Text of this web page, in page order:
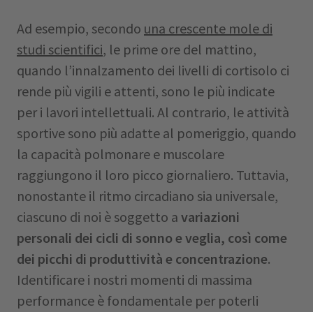
Ad esempio, secondo una crescente mole di
studi scientifici, le prime ore del mattino,
quando l’innalzamento dei livelli di cortisolo ci
rende più vigili e attenti, sono le più indicate
per i lavori intellettuali. Al contrario, le attività
sportive sono più adatte al pomeriggio, quando
la capacità polmonare e muscolare
raggiungono il loro picco giornaliero. Tuttavia,
nonostante il ritmo circadiano sia universale,
ciascuno di noi è soggetto a variazioni
personali dei cicli di sonno e veglia, così come
dei picchi di produttività e concentrazione.
Identificare i nostri momenti di massima
performance è fondamentale per poterli